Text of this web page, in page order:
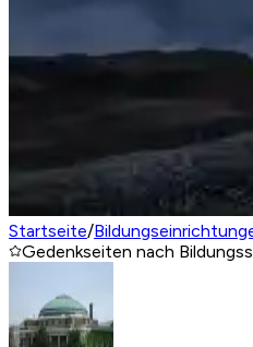
Startseite/
Gedenkseiten nach